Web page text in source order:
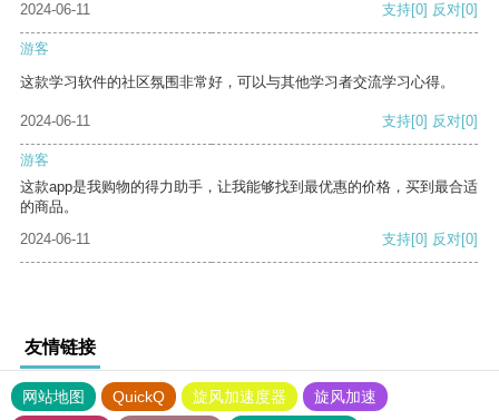
2024-06-11
支持[0] 反对[0]
游客
这款学习软件的社区氛围非常好，可以与其他学习者交流学习心得。
2024-06-11 支持[0] 反对[0]
游客
这款app是我购物的得力助手，让我能够找到最优惠的价格，买到最合适
的商品。
2024-06-11
支持[0] 反对[0]
友情链接
网站地图 QuickQ 旋风加速度器
旋风加速